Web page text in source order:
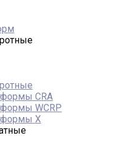
CRA
WCRP
X